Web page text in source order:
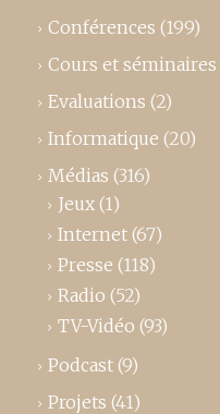
Conférences (199)
Cours et séminaires
Evaluations (2)
Informatique (20)
Médias (316)
Jeux (1)
Internet (67)
Presse (118)
Radio (52)
TV-Vidéo (93)
Podcast (9)
Projets (41)